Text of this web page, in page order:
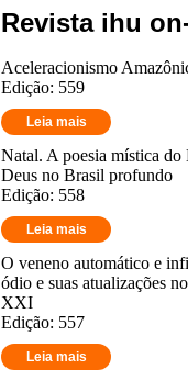
Revista ihu
Aceleracionismo
Edição: 559
Leia mais
Natal. A poesia mística do
Deus no Brasil profundo
Edição: 558
Leia mais
O veneno automático e
ódio e suas atualizações
XXI
Edição: 557
Leia mais